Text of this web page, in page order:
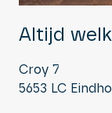
Altijd
Croy 7
5653 LC